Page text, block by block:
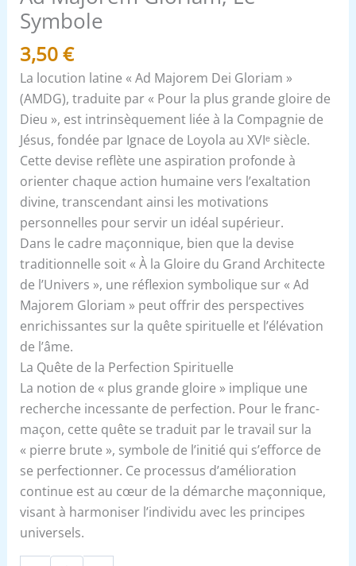
Symbole
3,50€
La locution latine « Ad Majorem Dei Gloriam »
(AMDG), traduite par « Pour la plus grande gloire de
Dieu », est intrinsèquement liée à la Compagnie de
Jésus, fondée par Ignace de Loyola au XVIᵉ siècle.
Cette devise reflète une aspiration profonde à
orienter chaque action humaine vers l’exaltation
divine, transcendant ainsi les motivations
personnelles pour servir un idéal supérieur.
Dans le cadre maçonnique, bien que la devise
traditionnelle soit « À la Gloire du Grand Architecte
de l’Univers », une réflexion symbolique sur « Ad
Majorem Gloriam » peut offrir des perspectives
enrichissantes sur la quête spirituelle et l’élévation
de l’âme.
La Quête de la Perfection Spirituelle
La notion de « plus grande gloire » implique une
recherche incessante de perfection. Pour le franc-
maçon, cette quête se traduit par le travail sur la
« pierre brute », symbole de l’initié qui s’efforce de
se perfectionner. Ce processus d’amélioration
continue est au cœur de la démarche maçonnique,
visant à harmoniser l’individu avec les principes
universels.